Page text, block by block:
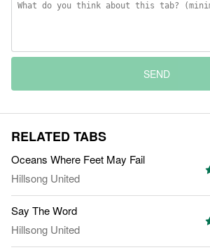
SEND
RELATED TABS
Oceans Where Feet May Fail
Hillsong United
Say The Word
Hillsong United